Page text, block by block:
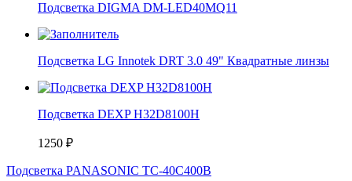
Подсветка DIGMA DM-LED40MQ11
Подсветка LG Innotek DRT 3.0 49" Квадратные линзы
Подсветка DEXP H32D8100H
1250 ₽
Подсветка PANASONIC TC-40C400B